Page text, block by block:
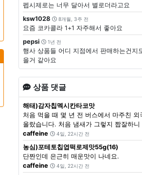
펩시제로는 너무 달아서 별로더라고요
ksw1028
8개월, 3주 전
요즘 코카콜라 1+1 자주해서 좋아요
pepsi
1년 전
행사 상품들 어디 지점에서 판매하는건지
을거 같아요
상품 댓글
해태)감자칩멕시칸타코맛
처음 먹을 때 몇 년 전 버스에서 마주친 외
올랐습니다. 처음 냄새가 그렇지 짭잘하니
caffeine
4일, 22시간 전
농심)포테토칩엽떡로제맛55g(16)
단짠인데 은근히 매운맛이 나네요.
caffeine
4일, 22시간 전